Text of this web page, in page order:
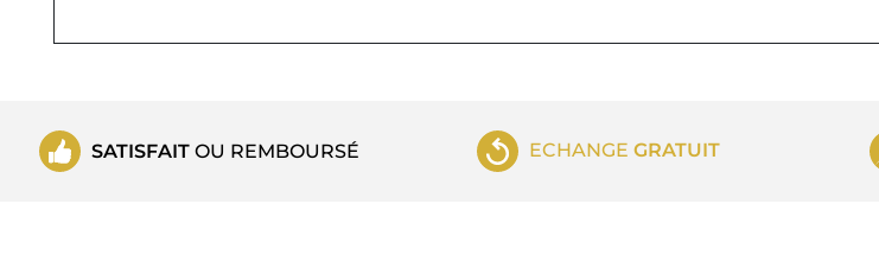
SATISFAIT OU REMBOURSÉ ECHANGE GRATUIT